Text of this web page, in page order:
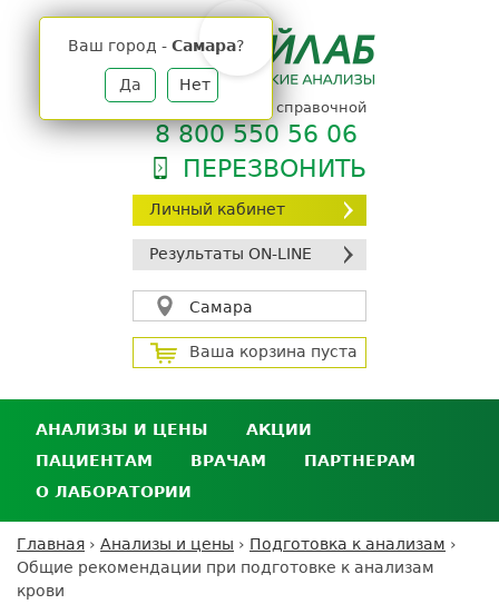
Личный кабинет
Результаты ON-LINE
Самара
Ваш город - Самара?
Да Нет
Ваша корзина пуста
телефон единой справочной
8 800 550 56 06
ПЕРЕЗВОНИТЬ
АНАЛИЗЫ И ЦЕНЫ
Анализы и цены
Где сдать анализы
Выезд на дом
Подготовка к анализам
АКЦИИ
ПАЦИЕНТАМ
Личный кабинет пациента
Дисконтная программа
ДМС
ВРАЧАМ
Сотрудничество
Экскурсия в
ПАРТНЕРАМ
кабинет
партнёра
О ЛАБОРАТОРИИ
Контроль качества
Вакансии
Вы
здесь
Главная › Анализы и цены › Подготовка к анализам ›
Общие рекомендации при подготовке к анализам
крови